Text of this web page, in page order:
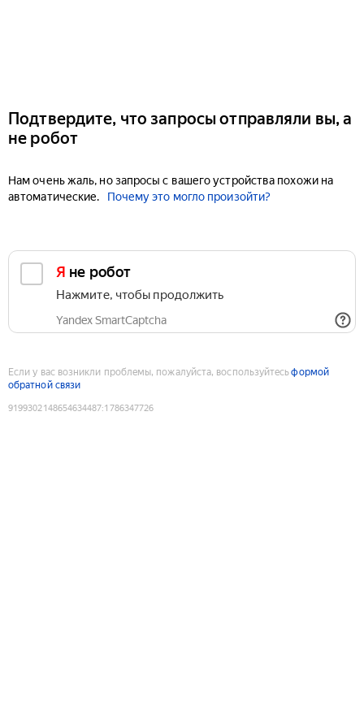
Подтвердите, что запросы отправляли вы, а
не робот
Нам очень жаль, но запросы с вашего устройства похожи на
автоматические.
Почему это могло произойти?
Я не робот
Нажмите, чтобы продолжить
Yandex SmartCaptcha
Если у вас возникли проблемы, пожалуйста, воспользуйтесьформой
обратной связи
9199302148654634487:1786347726